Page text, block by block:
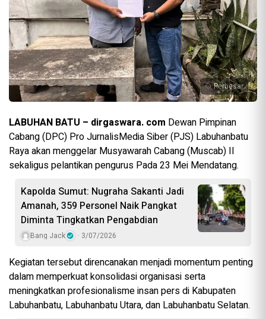
Perbesar
LABUHAN BATU – dirgaswara. com Dewan Pimpinan
Cabang (DPC) Pro JurnalisMedia Siber (PJS) Labuhanbatu
Raya akan menggelar Musyawarah Cabang (Muscab) II
sekaligus pelantikan pengurus Pada 23 Mei Mendatang.
Kapolda Sumut: Nugraha Sakanti Jadi
Amanah, 359 Personel Naik Pangkat
Diminta Tingkatkan Pengabdian
Bang Jack 3/07/2026
Kegiatan tersebut direncanakan menjadi momentum penting
dalam memperkuat konsolidasi organisasi serta
meningkatkan profesionalisme insan pers di Kabupaten
Labuhanbatu, Labuhanbatu Utara, dan Labuhanbatu Selatan.